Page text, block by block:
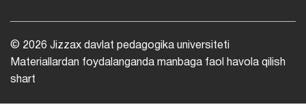
© 2026 Jizzax davlat pedagogika universiteti
Materiallardan foydalanganda manbaga faol havola qilish
shart